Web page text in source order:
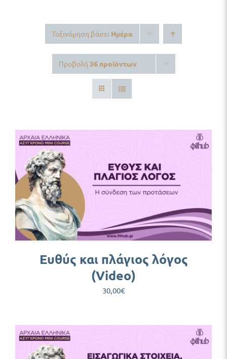
Ταξινόμηση βάσει Ημέρα
Προβολή 36 προϊόντων
Ευθύς και πλάγιος λόγος
(Video)
30,00€